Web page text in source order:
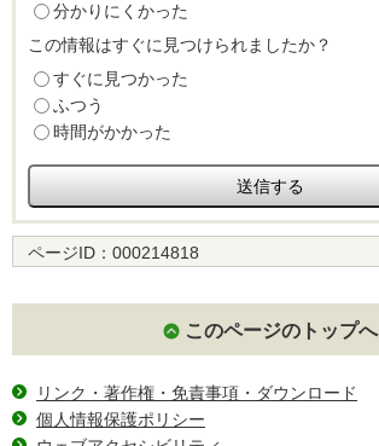
分かりにくかった
この情報はすぐに見つけられましたか？
すぐに見つかった
ふつう
時間がかかった
ページID： 000214818
このページのトップへ
リンク・著作権・免責事項・ダウンロード
個人情報保護ポリシー